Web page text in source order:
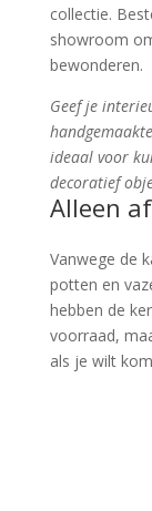
collectie.
showroom
bewonderen.
Geef je
ideaal voor
decoratief
Alleen
Vanwege de
potten en
hebben de
voorraad,
als je wilt